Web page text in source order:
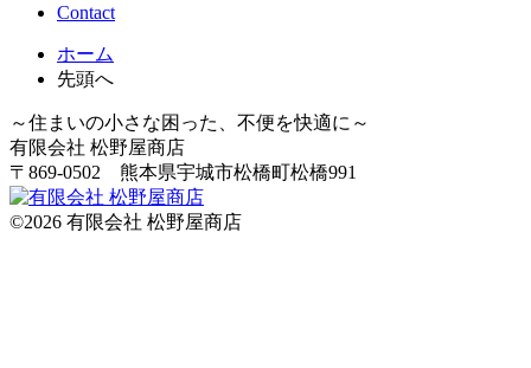
Contact
ホーム
先頭へ
～住まいの小さな困った、不便を快適に～
有限会社 松野屋商店
〒869-0502 熊本県宇城市松橋町松橋991
©2026 有限会社 松野屋商店